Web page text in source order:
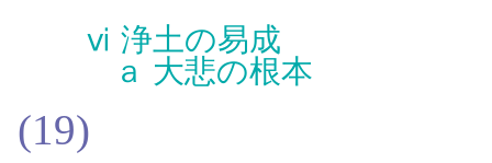
ⅵ 浄土の易成
ａ 大悲の根本
(19)